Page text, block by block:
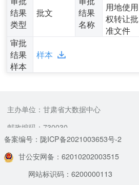
结果
类型
批文
结果
名称
用地使用
权转让批
准文件
审批
结果
样本
样本
主办单位：甘肃省大数据中心
邮政编码：730030
备案编号：陇ICP备2021003653号-2
甘公安网备：62010202003515
网站标识码：6200000113